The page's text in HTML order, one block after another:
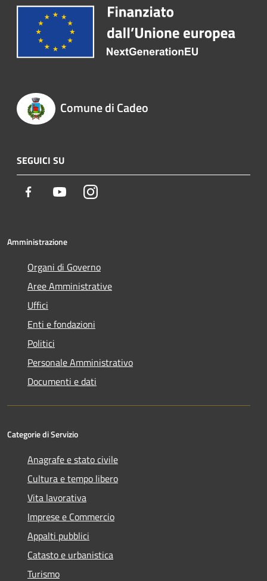
Comune di Cadeo
SEGUICI SU
Facebook YoutubeInstagram
Amministrazione
Organi di Governo
Aree Amministrative
Uffici
Enti e fondazioni
Politici
Personale Amministrativo
Documenti e dati
Categorie di Servizio
Anagrafe e stato civile
Cultura e tempo libero
Vita lavorativa
Imprese e Commercio
Appalti pubblici
Catasto e urbanistica
Turismo